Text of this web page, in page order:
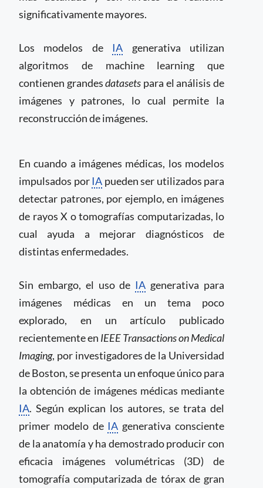
significativamente mayores.
Los modelos de IA generativa utilizan
algoritmos de machine learning que
contienen grandesdatasets para el análisis de
imágenes y patrones, lo cual permite la
reconstrucción de imágenes.
En cuando a imágenes médicas, los modelos
impulsados porIA pueden ser utilizados para
detectar patrones, por ejemplo, en imágenes
de rayos X o tomografías computarizadas, lo
cual ayuda a mejorar diagnósticos de
distintas enfermedades.
Sin embargo, el uso de IA generativa para
imágenes médicas en un tema poco
explorado, en un artículo publicado
recientemente en IEEE Transactions on Medical
Imaging, por investigadores de la Universidad
de Boston, se presenta un enfoque único para
la obtención de imágenes médicas mediante
IA. Según explican los autores, se trata del
primer modelo de IA generativa consciente
de la anatomía y ha demostrado producir con
eficacia imágenes volumétricas (3D) de
tomografía computarizada de tórax de gran